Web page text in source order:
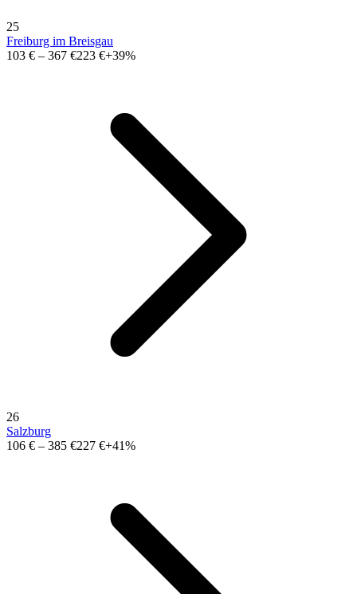
25
Freiburg im Breisgau
103 € – 367 €223 €+39%
26
Salzburg
106 € – 385 €227 €+41%